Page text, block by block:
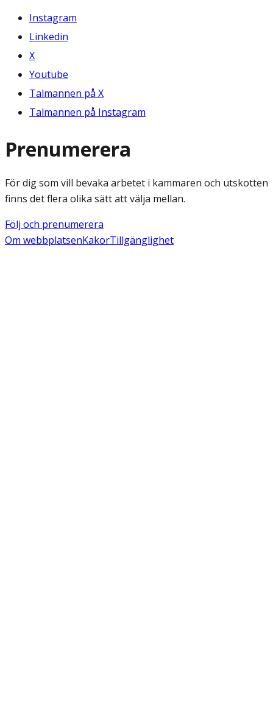
Instagram
Linkedin
X
Youtube
Talmannen på X
Talmannen på Instagram
Prenumerera
För dig som vill bevaka arbetet i kammaren och utskotten
finns det flera olika sätt att välja mellan.
Följ och prenumerera
Om webbplatsenKakorTillgänglighet